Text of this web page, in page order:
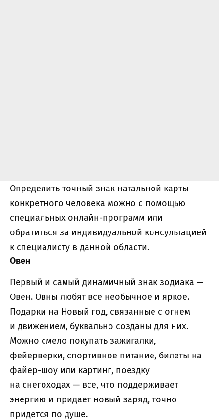
Определить точный знак натальной карты
конкретного человека можно с помощью
специальных онлайн-программ или
обратиться за индивидуальной консультацией
к специалисту в данной области.
Овен
Первый и самый динамичный знак зодиака —
Овен. Овны любят все необычное и яркое.
Подарки на Новый год, связанные с огнем
и движением, буквально созданы для них.
Можно смело покупать зажигалки,
фейерверки, спортивное питание, билеты на
файер-шоу или картинг, поездку
на снегоходах — все, что поддерживает
энергию и придает новый заряд, точно
придется по душе.